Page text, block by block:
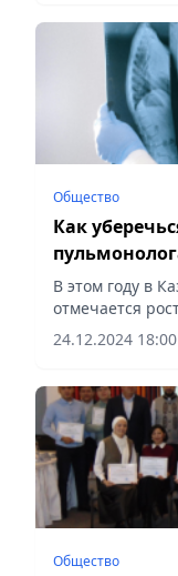
Общество
Как
В этом году в
отмечается
24.12.2024 18:00
Общество